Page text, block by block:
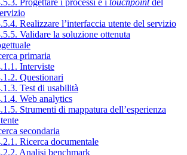
Progettare i processi e i touchpointdel
Realizzare l’interfaccia utente del servizio
Validare la soluzione ottenuta
primaria
Interviste
Questionari
Test di usabilità
Web analytics
Strumenti di mappatura dell’esperienza
secondaria
Ricerca documentale
Analisi benchmark